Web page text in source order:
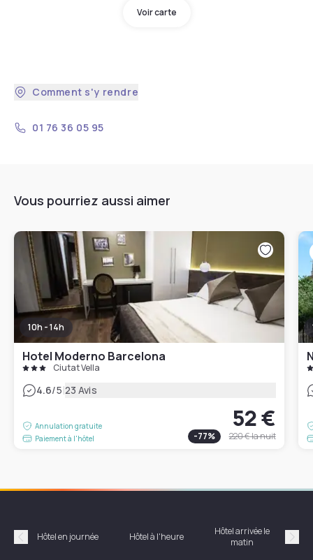
Voir carte
Comment s'y rendre
01 76 36 05 95
Vous pourriez aussi aimer
10h - 14h
Hotel Moderno Barcelona
Ciutat Vella
4.6/5|23 Avis
Annulation gratuite
Paiement à l'hôtel
52 €
-77% 220 €la nuit
Précédent
Hôtel en journée Hôtel à l'heure
Hôtel arrivée le
matin